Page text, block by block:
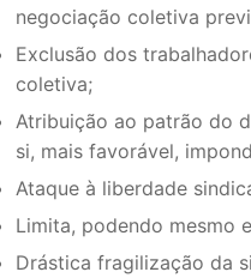
negociação coletiva
Exclusão dos
coletiva;
Atribuição ao patrão do
si, mais favorável,
Ataque à liberdade
Limita, podendo mesmo
Drástica fragilização da